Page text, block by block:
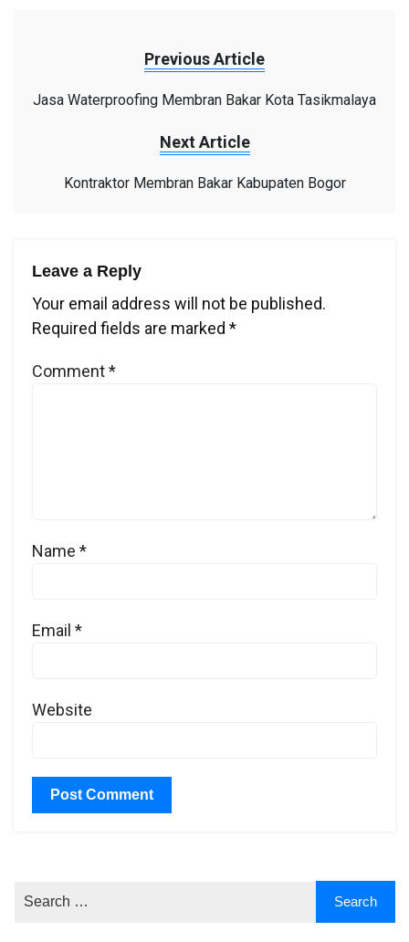
Previous Article
Jasa Waterproofing Membran Bakar Kota Tasikmalaya
Next Article
Kontraktor Membran Bakar Kabupaten Bogor
Leave a Reply
Your email address will not be published.
Required fields are marked *
Comment*
Name *
Email *
Website